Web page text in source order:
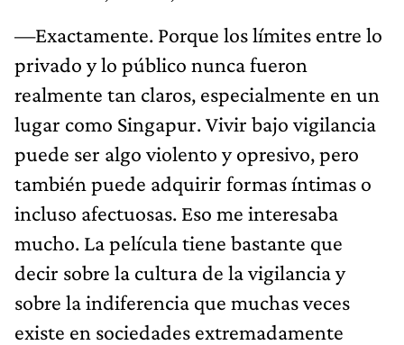
—Exactamente. Porque los límites entre lo
privado y lo público nunca fueron
realmente tan claros, especialmente en un
lugar como Singapur. Vivir bajo vigilancia
puede ser algo violento y opresivo, pero
también puede adquirir formas íntimas o
incluso afectuosas. Eso me interesaba
mucho. La película tiene bastante que
decir sobre la cultura de la vigilancia y
sobre la indiferencia que muchas veces
existe en sociedades extremadamente